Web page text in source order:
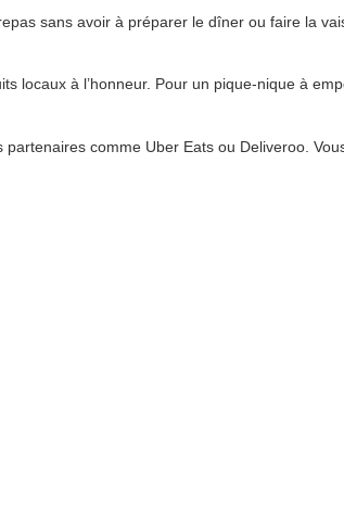
sans avoir à préparer le dîner ou faire la
locaux à l’honneur. Pour un pique-nique à
comme Uber Eats ou Deliveroo.